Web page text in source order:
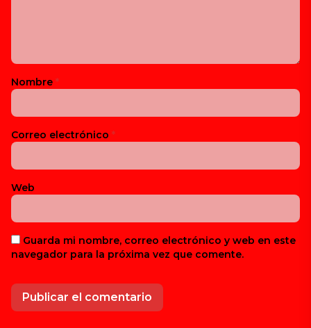
Nombre *
Correo electrónico *
Web
Guarda mi nombre, correo electrónico y web en este
navegador para la próxima vez que comente.